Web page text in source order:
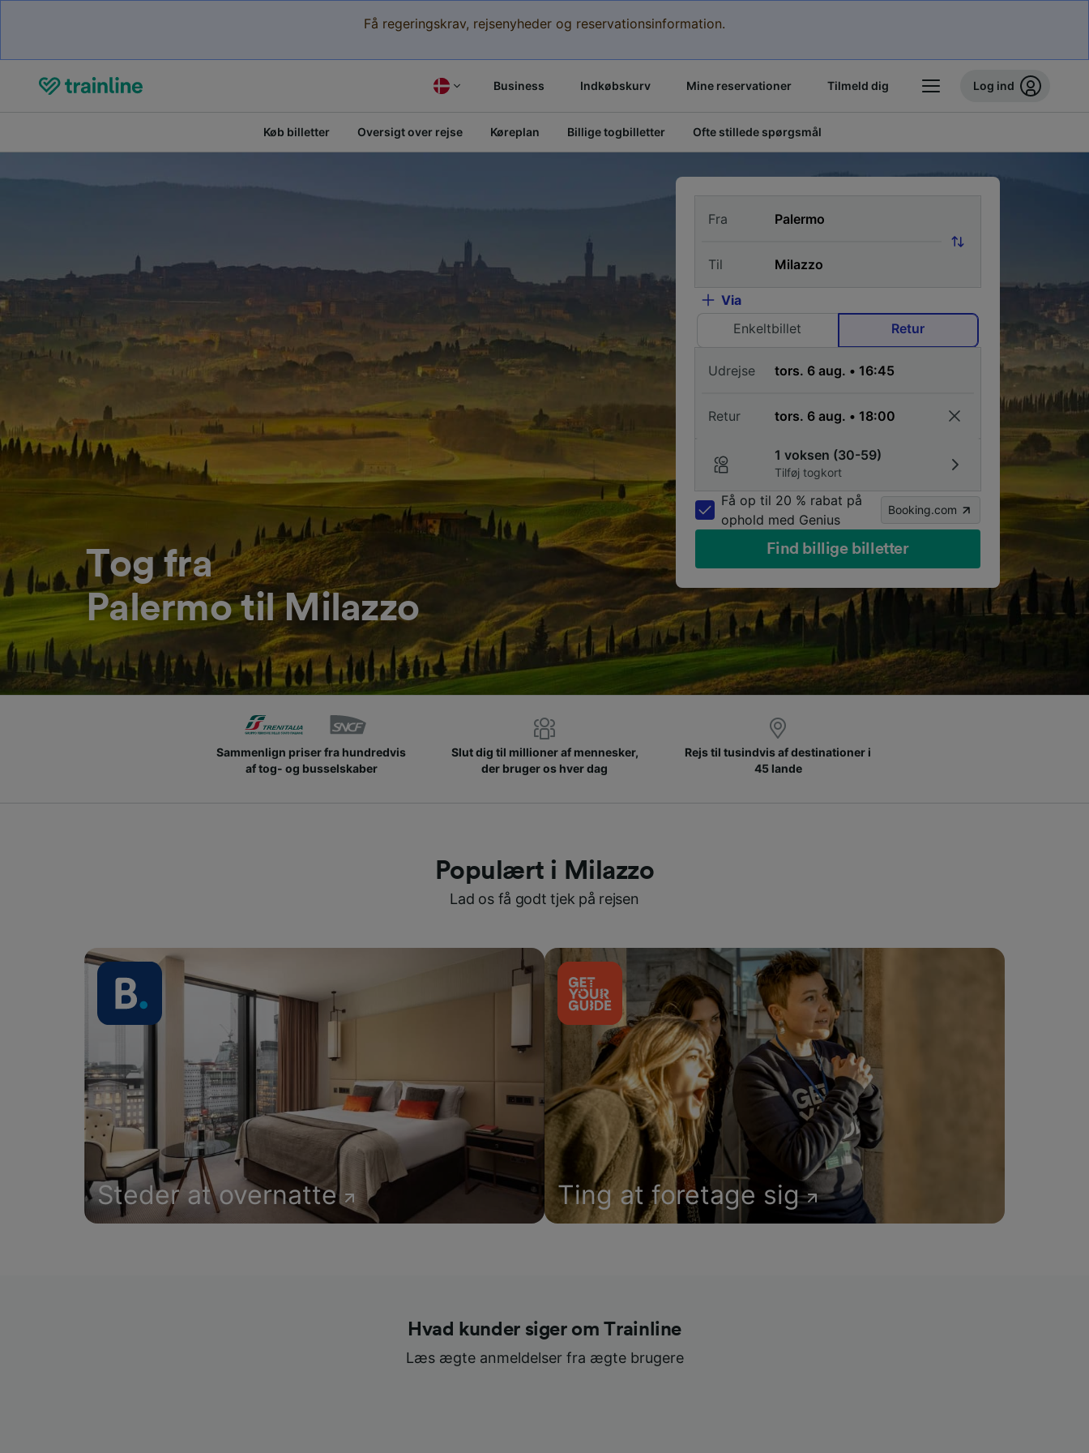
Få regeringskrav, rejsenyheder og reservationsinformation.
Business Indkøbskurv Mine reservationer Tilmeld dig Log ind
Køb billetter Oversigt over rejse Køreplan Billige togbilletter Ofte stillede spørgsmål
Tog fra
Palermo til Milazzo
Fra
Til
Via
Enkeltbillet
Retur
Udrejse
Retur
1 voksen (30-59)
Tilføj togkort
Få op til 20 % rabat på
ophold med Genius
Booking.com
Find billige billetter
Sammenlign priser fra hundredvis
af tog- og busselskaber
Slut dig til millioner af mennesker,
der bruger os hver dag
Rejs til tusindvis af destinationer i
45 lande
Populært i Milazzo
Lad os få godt tjek på rejsen
Steder at overnatte Ting at foretage sig
Hvad kunder siger om Trainline
Læs ægte anmeldelser fra ægte brugere